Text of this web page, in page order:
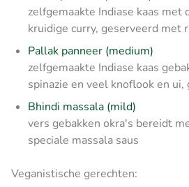
zelfgemaakte Indiase kaas met
kruidige curry, geserveerd met
Pallak panneer (medium)
zelfgemaakte Indiase kaas
spinazie en veel knoflook en
Bhindi massala (mild)
vers gebakken okra's bereidt
speciale massala saus
Veganistische gerechten: